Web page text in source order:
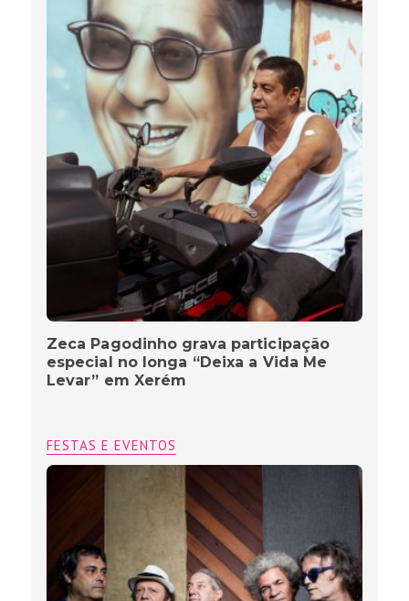
Zeca Pagodinho grava participação
especial no longa “Deixa a Vida Me
Levar” em Xerém
FESTAS E EVENTOS